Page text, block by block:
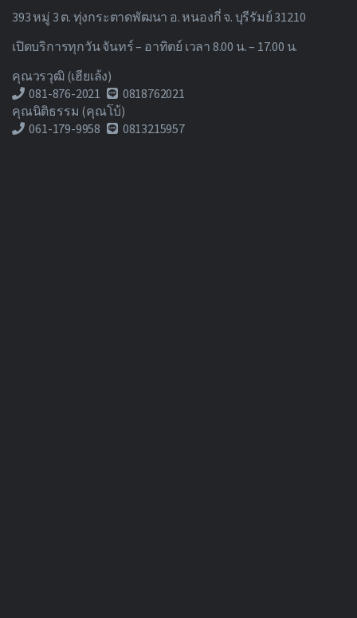
393 หมู่ 3 ต. ทุ่งกระตาดพัฒนา อ. หนองกี่ จ. บุรีรัมย์ 31210
เปิดบริการทุกวัน จันทร์ – อาทิตย์ เวลา 8.00 น. – 17.00 น.
คุณวรวุฒิ (เฮียเล้ง)
081-876-2021
0818762021
คุณนิติธรรม (คุณโบ้)
061-179-9958
0813215957